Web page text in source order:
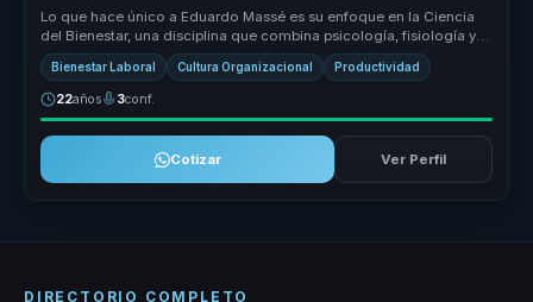
Lo que hace único a Eduardo Massé es su enfoque en la Ciencia
del Bienestar, una disciplina que combina psicología, fisiología y
mindfuln...
Bienestar Laboral Cultura Organizacional Productividad
22años 3conf.
Cotizar Ver Perfil
DIRECTORIO COMPLETO